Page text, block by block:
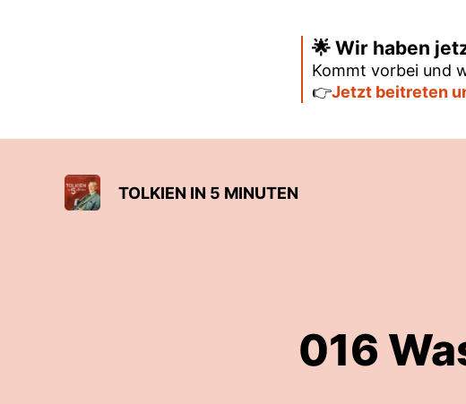
🌟 Wir haben
Kommt vorbei und
👉Jetzt beitreten
TOLKIEN IN 5 MINUTEN
016